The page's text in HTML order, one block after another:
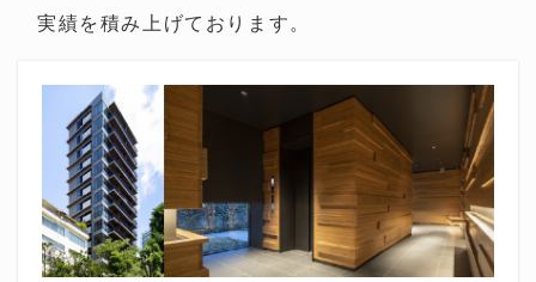
実績を積み上げております。